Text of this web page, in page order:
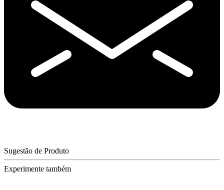
Sugestão de Produto
Experimente também